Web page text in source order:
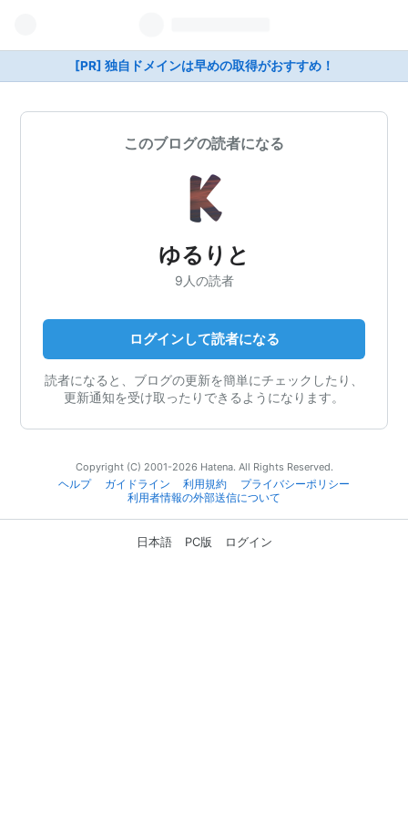
[PR] 独自ドメインは早めの取得がおすすめ！
このブログの読者になる
ゆるりと
9人の読者
ログインして読者になる
読者になると、ブログの更新を簡単にチェックしたり、
更新通知を受け取ったりできるようになります。
Copyright (C) 2001-2026 Hatena. All Rights Reserved.
ヘルプ
ガイドライン 利用規約
プライバシーポリシー
利用者情報の外部送信について
日本語 PC版 ログイン